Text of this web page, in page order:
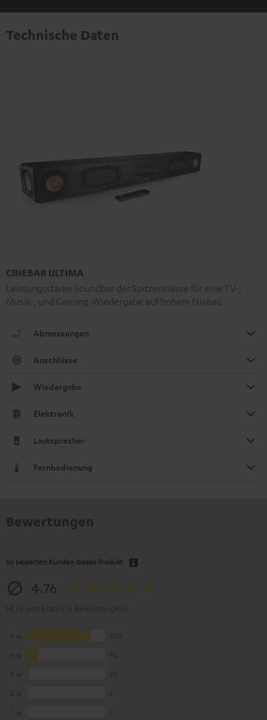
Technische Daten
CINEBAR ULTIMA
Leistungsstarke Soundbar der Spitzenklasse für eine TV-,
Musik-, und Gaming-Wiedergabe auf hohem Niveau
Abmessungen
Anschlüsse
Wiedergabe
Elektronik
Lautsprecher
Fernbedienung
So bewerten Kunden dieses Produkt